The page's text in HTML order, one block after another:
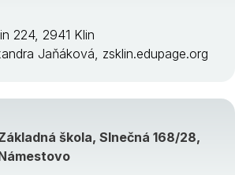
224, 2941 Klin
Jaňáková, zsklin.edupage.org
škola, Slnečná 168/28,